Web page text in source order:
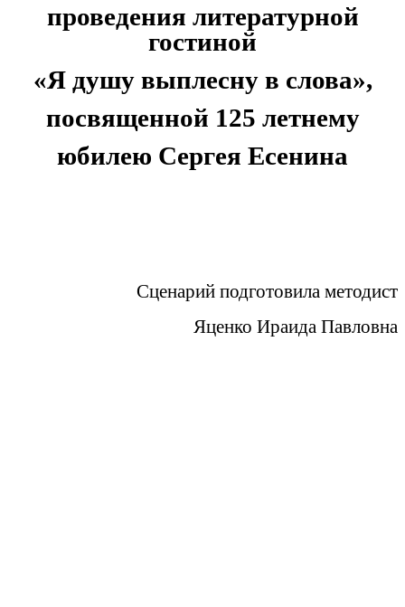
проведения литературной
гостиной
«Я душу выплесну в слова»,
посвященной 125 летнему
юбилею Сергея Есенина
Сценарий подготовила методист
Яценко Ираида Павловна